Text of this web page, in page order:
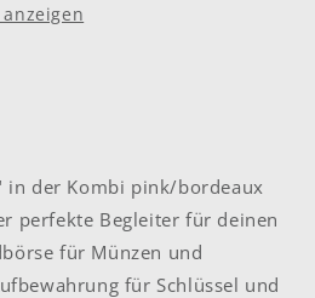
Geldbörse
in der Kombi pink/bordeaux
perfekte Begleiter für deinen
für Münzen und
für Schlüssel und